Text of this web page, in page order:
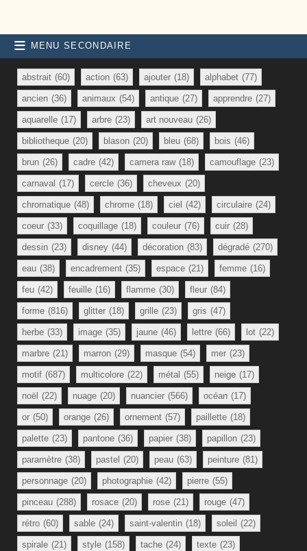
MENU SECONDAIRE
abstrait (60) action (63) ajouter (18) alphabet (77)
ancien (36) animaux (54) antique (27) apprendre (27)
aquarelle (17) arbre (23) art nouveau (26)
bibliotheque (20) blason (20) bleu (68) bois (46)
brun (26) cadre (42) camera raw (18) camouflage (23)
carnaval (17) cercle (36) cheveux (20)
chromatique (48) chrome (18) ciel (42) circulaire (24)
coeur (33) coquillage (18) couleur (76) cuir (28)
dessin (23) disney (44) décoration (83) dégradé (270)
eau (38) encadrement (35) espace (21) femme (16)
feu (42) feuille (16) flamme (30) fleur (84)
forme (816) glitter (18) grille (23) gris (47)
herbe (33) image (35) jaune (46) lettre (66) lot (22)
marbre (21) marron (29) masque (54) mer (23)
motif (687) multicolore (22) métal (55) neige (17)
noël (22) nuage (20) nuancier (566) océan (17)
or (50) orange (26) ornement (57) paillette (18)
palette (23) pantone (36) papier (38) papillon (23)
paramètre (38) pastel (20) peau (63) peinture (81)
personnage (20) photographie (42) pierre (55)
pinceau (288) rosace (20) rose (21) rouge (47)
rétro (60) sable (24) saint-valentin (18) soleil (22)
spirale (21) style (158) tache (24) texte (23)